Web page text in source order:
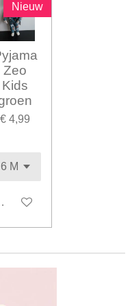
Nieuw
Zeo
Kids
€ 4,99
winkelwagen